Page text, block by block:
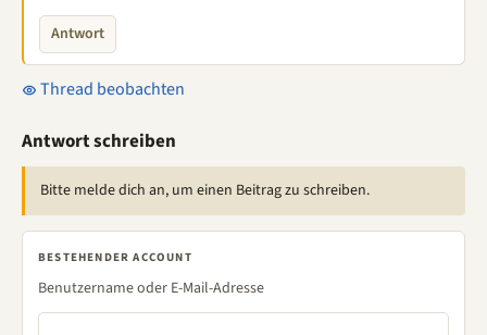
Antwort
Thread beobachten
Antwort schreiben
Bitte melde dich an, um einen Beitrag zu schreiben.
BESTEHENDER ACCOUNT
Benutzername oder E-Mail-Adresse